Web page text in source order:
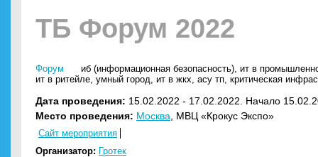
ТБ Форум 2022
Форум иб (информационная безопасность), ит в
ит в ритейле, умный город, ит в жкх, асу тп, критическая
Дата проведения: 15.02.2022 - 17.02.2022. Начало
Место проведения: Москва , МВЦ «Крокус Экспо»
Сайт мероприятия
Организатор: Гротек